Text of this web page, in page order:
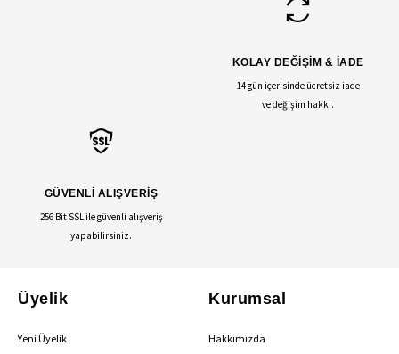
KOLAY DEĞİŞİM & İADE
14 gün içerisinde ücretsiz iade
ve değişim hakkı.
GÜVENLİ ALIŞVERİŞ
256 Bit SSL ile güvenli alışveriş
yapabilirsiniz.
Üyelik
Yeni Üyelik
Kurumsal
Hakkımızda